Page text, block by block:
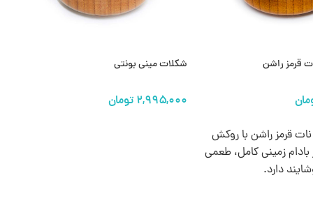
قرمز راشن
قرمز راشن با روکش
زمینی کامل، طعمی
دارد.
شکلات مینی بونتی